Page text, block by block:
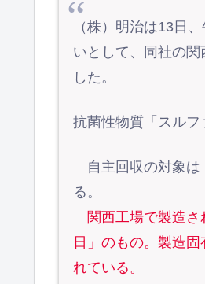
（株）明治は13日
いとして、同社の
した。
抗菌性物質「スル
自主回収の対象は
る。
関西工場で製造
日」のもの。製造
れている。